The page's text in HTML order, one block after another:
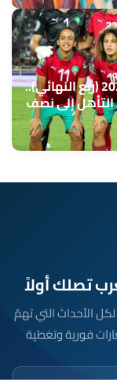
كأس أمم إفريقيا للسيدات – المغرب 2026 (ربع النهائي)..
التأهل إلى نصف
مباشرة لكل الأحداث التي تهمّ
فورية وتغطية